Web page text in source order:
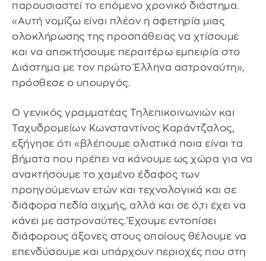
παρουσιαστεί το επόμενο χρονικό διάστημα.
«Αυτή νομίζω είναι πλέον η αφετηρία μιας
ολοκλήρωσης της προσπάθειας να χτίσουμε
και να αποκτήσουμε περαιτέρω εμπειρία στο
Διάστημα με τον πρώτο Έλληνα αστροναύτη»,
πρόσθεσε ο υπουργός.
Ο γενικός γραμματέας Τηλεπικοινωνιών και
Ταχυδρομείων Κωνσταντίνος Καράντζαλος,
εξήγησε ότι «βλέπουμε ολιστικά ποια είναι τα
βήματα που πρέπει να κάνουμε ως χώρα για να
ανακτήσουμε το χαμένο έδαφος των
προηγούμενων ετών και τεχνολογικά και σε
διάφορα πεδία αιχμής, αλλά και σε ό,τι έχει να
κάνει με αστροναύτες. Έχουμε εντοπίσει
διάφορους άξονες στους οποίους θέλουμε να
επενδύσουμε και υπάρχουν περιοχές που στη